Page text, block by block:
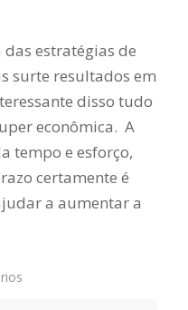
estratégias de
surte resultados em
disso tudo
econômica. A
tempo e esforço,
certamente é
a aumentar a